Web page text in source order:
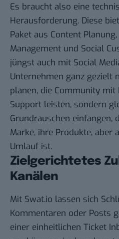
Es braucht also eine
Herausforderung. Diese
Paket aus Content
Management und Social
jüngst auch mit Social
Unternehmen ganz gezielt
planen, die Community
Support leisten, sondern
Grundrauschen einfangen,
Marke, ihre Produkte, aber
Umlauf ist.
Zielgerichtetes
Kanälen
Mit Swat.io lassen sich
Kommentaren oder Posts
einer einheitlichen Ticket